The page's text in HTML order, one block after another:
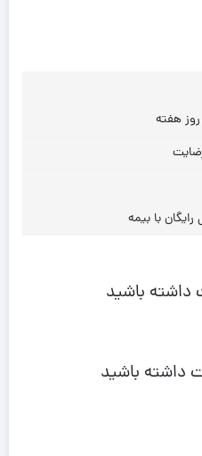
با بیمه
داشته باشید
داشته باشید